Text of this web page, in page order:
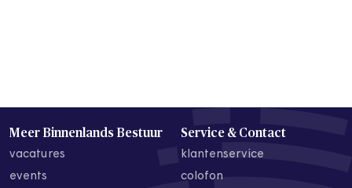
Meer Binnenlands Bestuur
vacatures
events
Service & Contact
klantenservice
colofon